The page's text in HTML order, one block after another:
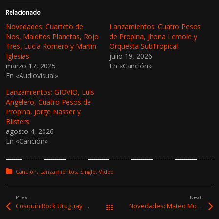
c
a
r
a
c
o
m
a
r
r
e
n
T
w
i
t
t
e
(
e
b
e
e
n
a
r
a
c
o
p
a
r
r
e
n
F
e
o
k
S
a
e
Relacionado
Novedades: Cuarteto de
Nos, Malditos Planetas, Rojo
Tres, Lucía Romero y Martín
Iglesias
marzo 17, 2025
En «Audiovisual»
Lanzamientos: Cuatro Pesos
de Propina, Jhona Lemole y
Orquesta SubTropical
julio 19, 2026
En «Canción»
Lanzamientos: GIOVIO, Luis
Angelero, Cuatro Pesos de
Propina, Jorge Nasser y
Blisters
agosto 4, 2026
En «Canción»
Posted in:
Canción Lanzamientos Single Video
Prev:
Cosquín Rock Uruguay 2025 anunció la grilla de su 5ta. edición Todas las entradas
Next:
Novedades: Mateo Moreno, Lucía Severino & Diego Traverso y Mel Altieri feat. Gonzalo Brancciari